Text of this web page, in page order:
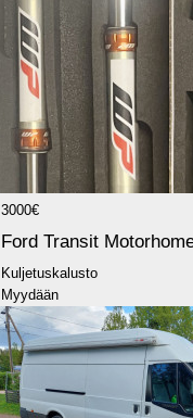
3000€
Ford Transit
Kuljetuskalusto
Myydään